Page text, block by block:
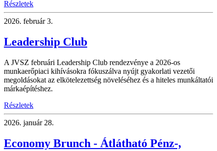
Részletek
2026. február 3.
Leadership Club
A JVSZ februári Leadership Club rendezvénye a 2026-os
munkaerőpiaci kihívásokra fókuszálva nyújt gyakorlati vezetői
megoldásokat az elkötelezettség növeléséhez és a hiteles munkáltatói
márkaépítéshez.
Részletek
2026. január 28.
Economy Brunch - Átlátható Pénz-,